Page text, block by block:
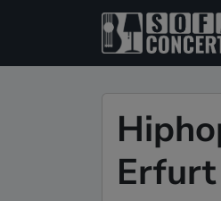
Erfurt